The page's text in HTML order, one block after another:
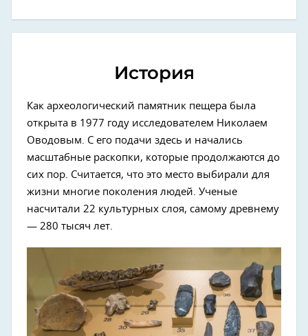
История
Как археологический памятник пещера была
открыта в 1977 году исследователем Николаем
Оводовым. С его подачи здесь и начались
масштабные раскопки, которые продолжаются до
сих пор. Считается, что это место выбирали для
жизни многие поколения людей. Ученые
насчитали 22 культурных слоя, самому древнему
— 280 тысяч лет.